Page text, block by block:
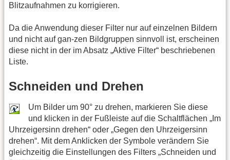
Blitzaufnahmen zu korrigieren.
Da die Anwendung dieser Filter nur auf einzelnen Bildern
und nicht auf gan-zen Bildgruppen sinnvoll ist, erscheinen
diese nicht in der im Absatz „Aktive Filter“ beschriebenen
Liste.
Schneiden und Drehen
Um Bilder um 90° zu drehen, markieren Sie diese
und klicken in der Fußleiste auf die Schaltflächen „Im
Uhrzeigersinn drehen“ oder „Gegen den Uhrzeigersinn
drehen“. Mit dem Anklicken der Symbole verändern Sie
gleichzeitig die Einstellungen des Filters „Schneiden und